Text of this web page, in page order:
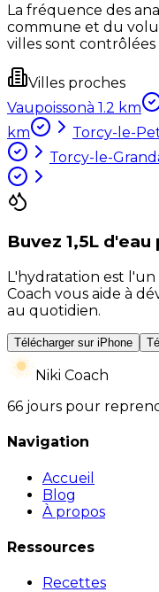
La fréquence des
commune et du
villes sont contrôlées
Villes proches
Vaupoissonà 1.2 km
km
Torcy-le-
Torcy-le-Grand
Buvez 1,5L
L'hydratation est l'un
Coach vous aide à
au quotidien.
Télécharger sur iPhone
Niki Coach
66 jours pour
Navigation
Accueil
Blog
À propos
Ressources
Recettes